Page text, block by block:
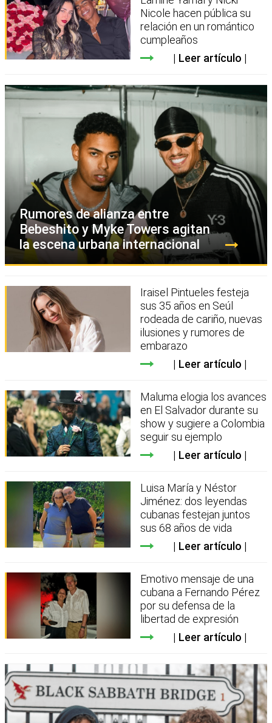
Nicole hacen pública su
relación en un romántico
cumpleaños
Leer artículo
Rumores de alianza entre
Bebeshito y Myke Towers agitan
la escena urbana internacional
Iraisel Pintueles festeja
sus 35 años en Seúl
rodeada de cariño, nuevas
ilusiones y rumores de
embarazo
Leer artículo
Maluma elogia los avances
en El Salvador durante su
show y sugiere a Colombia
seguir su ejemplo
Leer artículo
Luisa María y Néstor
Jiménez: dos leyendas
cubanas festejan juntos
sus 68 años de vida
Leer artículo
Emotivo mensaje de una
cubana a Fernando Pérez
por su defensa de la
libertad de expresión
Leer artículo